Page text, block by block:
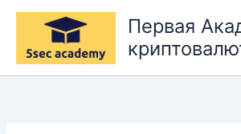
Перейти
содержимому
Первая